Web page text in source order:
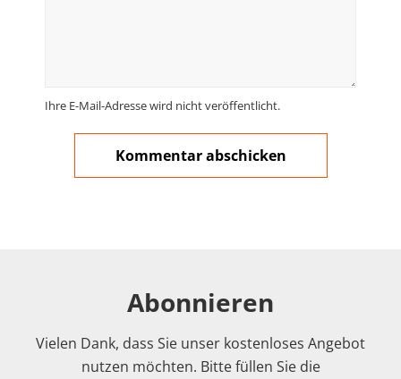
Ihre E-Mail-Adresse wird nicht veröffentlicht.
Abonnieren
Vielen Dank, dass Sie unser kostenloses Angebot
nutzen möchten. Bitte füllen Sie die